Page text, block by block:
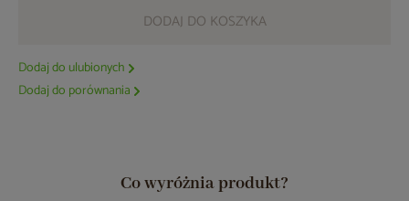
DODAJ DO KOSZYKA
Dodaj do ulubionych
Dodaj do porównania
Co wyróżnia produkt?